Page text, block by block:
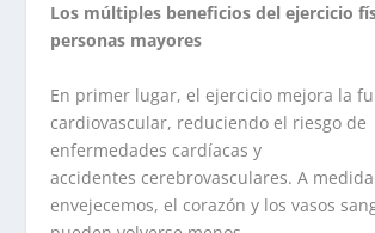
Los múltiples beneficios del ejercicio
personas mayores
En primer lugar, el ejercicio mejora la
cardiovascular, reduciendo el riesgo de
enfermedades cardíacas y
accidentes cerebrovasculares. A
envejecemos, el corazón y los vasos